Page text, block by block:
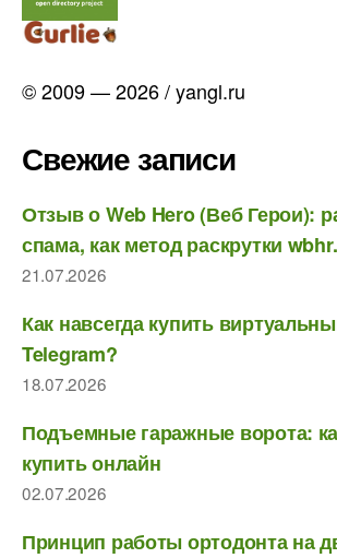
© 2009 — 2026 / yangl.ru
Свежие записи
Отзыв о Web Hero (Веб Герои):
спама, как метод раскрутки
21.07.2026
Как навсегда купить
Telegram?
18.07.2026
Подъемные гаражные ворота:
купить онлайн
02.07.2026
Принцип работы ортодонта на